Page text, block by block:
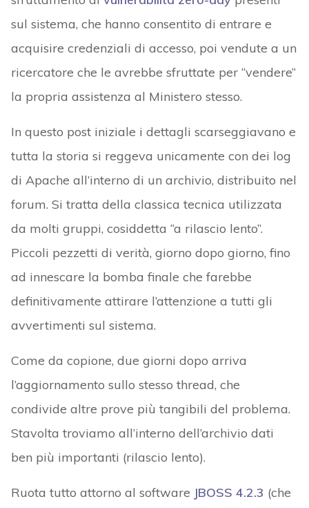
sul sistema, che hanno consentito di entrare e
acquisire credenziali di accesso, poi vendute a un
ricercatore che le avrebbe sfruttate per “vendere”
la propria assistenza al Ministero stesso.
In questo post iniziale i dettagli scarseggiavano e
tutta la storia si reggeva unicamente con dei log
di Apache all’interno di un archivio, distribuito nel
forum. Si tratta della classica tecnica utilizzata
da molti gruppi, cosiddetta “a rilascio lento”.
Piccoli pezzetti di verità, giorno dopo giorno, fino
ad innescare la bomba finale che farebbe
definitivamente attirare l’attenzione a tutti gli
avvertimenti sul sistema.
Come da copione, due giorni dopo arriva
l’aggiornamento sullo stesso thread, che
condivide altre prove più tangibili del problema.
Stavolta troviamo all’interno dell’archivio dati
ben più importanti (rilascio lento).
Ruota tutto attorno al software JBOSS 4.2.3 (che